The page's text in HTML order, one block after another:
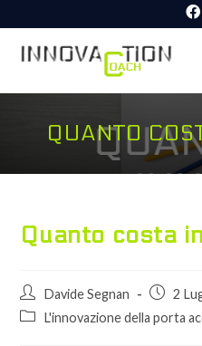
al
contenuto
QUANTO
Quanto costa
Autore
dell'articolo:
Davide Segnan
Articolo
2
Categoria
L'innovazione della porta